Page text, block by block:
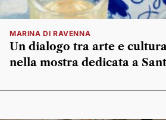
MARINA DI RAVENNA
Un dialogo tra arte e
nella mostra dedicata a